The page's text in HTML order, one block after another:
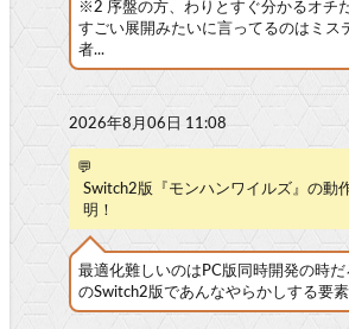
※2 序盤の方、わりとすぐ分かるオチ
すごい展開みたいに言ってるのはミス
者...
2026年8月06日 11:08
💬
Switch2版『モンハンワイルズ』の動
明！
最適化難しいのはPC版同時開発の時
のSwitch2版であんなやらかしする要